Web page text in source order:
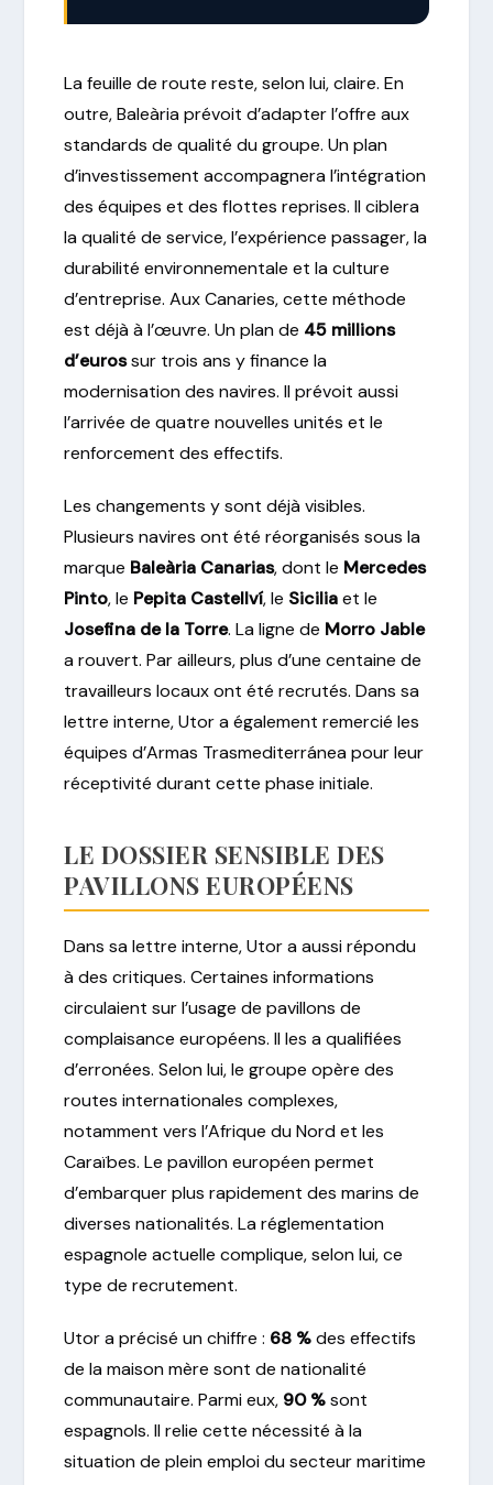
La feuille de route reste, selon lui, claire. En
outre, Baleària prévoit d’adapter l’offre aux
standards de qualité du groupe. Un plan
d’investissement accompagnera l’intégration
des équipes et des flottes reprises. Il ciblera
la qualité de service, l’expérience passager, la
durabilité environnementale et la culture
d’entreprise. Aux Canaries, cette méthode
est déjà à l’œuvre. Un plan de 45 millions
d’eurossur trois ans y finance la
modernisation des navires. Il prévoit aussi
l’arrivée de quatre nouvelles unités et le
renforcement des effectifs.
Les changements y sont déjà visibles.
Plusieurs navires ont été réorganisés sous la
marque Baleària Canarias, dont le Mercedes
Pinto, le Pepita Castellví, le Siciliaet le
Josefina de la Torre. La ligne de Morro Jable
a rouvert. Par ailleurs, plus d’une centaine de
travailleurs locaux ont été recrutés. Dans sa
lettre interne, Utor a également remercié les
équipes d’Armas Trasmediterránea pour leur
réceptivité durant cette phase initiale.
LE DOSSIER SENSIBLE DES
PAVILLONS EUROPÉENS
Dans sa lettre interne, Utor a aussi répondu
à des critiques. Certaines informations
circulaient sur l’usage de pavillons de
complaisance européens. Il les a qualifiées
d’erronées. Selon lui, le groupe opère des
routes internationales complexes,
notamment vers l’Afrique du Nord et les
Caraïbes. Le pavillon européen permet
d’embarquer plus rapidement des marins de
diverses nationalités. La réglementation
espagnole actuelle complique, selon lui, ce
type de recrutement.
Utor a précisé un chiffre : 68 %des effectifs
de la maison mère sont de nationalité
communautaire. Parmi eux, 90 %sont
espagnols. Il relie cette nécessité à la
situation de plein emploi du secteur maritime